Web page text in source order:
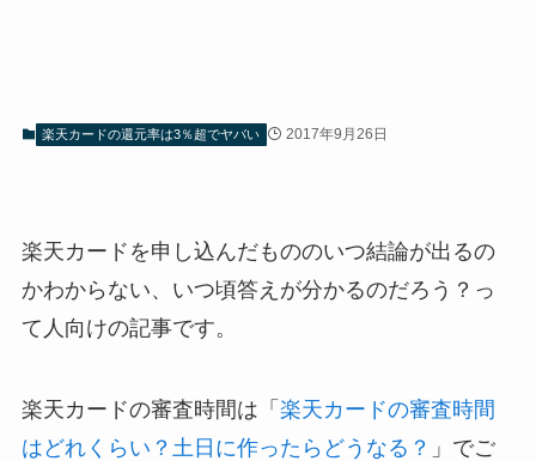
楽天カードの還元率は3％超でヤバい 2017年9月26日
楽天カードを申し込んだもののいつ結論が出るの
かわからない、いつ頃答えが分かるのだろう？っ
て人向けの記事です。
楽天カードの審査時間は「 楽天カードの審査時間
はどれくらい？土日に作ったらどうなる？ 」でご